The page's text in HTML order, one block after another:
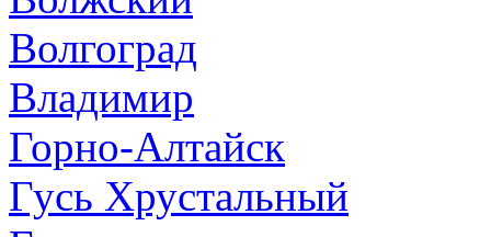
Волгоград
Владимир
Горно-Алтайск
Гусь Хрустальный